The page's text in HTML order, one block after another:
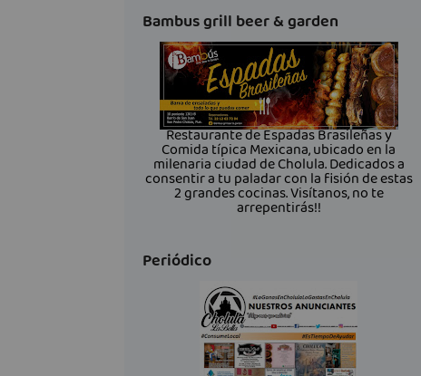
Bambus grill beer & garden
Restaurante de Espadas Brasileñas y
Comida típica Mexicana, ubicado en la
milenaria ciudad de Cholula. Dedicados a
consentir a tu paladar con la fisión de estas
2 grandes cocinas. Visítanos, no te
arrepentirás!!
Periódico